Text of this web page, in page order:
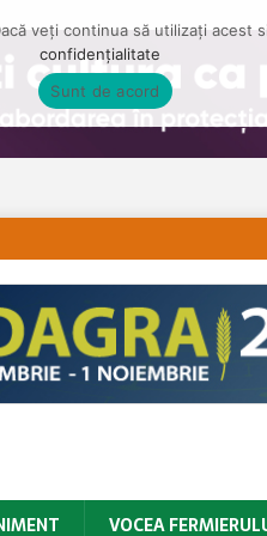
VOCEA
veți continua să utilizați
confidențialitate
Sunt de acord